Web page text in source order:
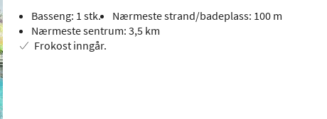
Basseng: 1 stk.
Nærmeste strand/badeplass: 100 m
Nærmeste sentrum: 3,5 km
Frokost inngår.